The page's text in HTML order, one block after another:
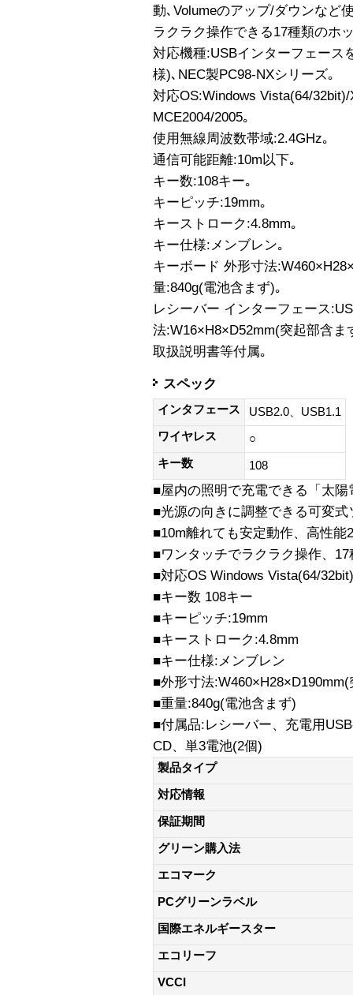
動､Volumeのアップ/ダウンなど
ラクラク操作できる17種類のホ
対応機種:USBインターフェース
様)､NEC製PC98-NXシリーズ｡
対応OS:Windows Vista(64/
MCE2004/2005｡
使用無線周波数帯域:2.4GHz｡
通信可能距離:10m以下｡
キー数:108キー｡
キーピッチ:19mm｡
キーストローク:4.8mm｡
キー仕様:メンブレン｡
キーボード 外形寸法
量:840g(電池含まず)｡
レシーバー インターフェース
法:W16×H8×D52mm(突起部含ま
取扱説明書等付属｡
スペック
インタフェース
USB2.0、USB1.1
ワイヤレス
○
キー数
108
■屋内の照明で充電できる「太
■光源の向きに調整できる可変式
■10m離れても安定動作、高性
■ワンタッチでラクラク操作、
■対応OS Windows Vista(64/
■キー数 108キー
■キーピッチ:19mm
■キーストローク:4.8mm
■キー仕様:メンブレン
■外形寸法
■重量:840g(電池含まず)
■付属品:レシーバー、充電用
CD、単3電池(2個)
製品タイプ
対応情報
保証期間
グリーン購入法
エコマーク
PCグリーンラベル
国際エネルギースター
エコリーフ
VCCI